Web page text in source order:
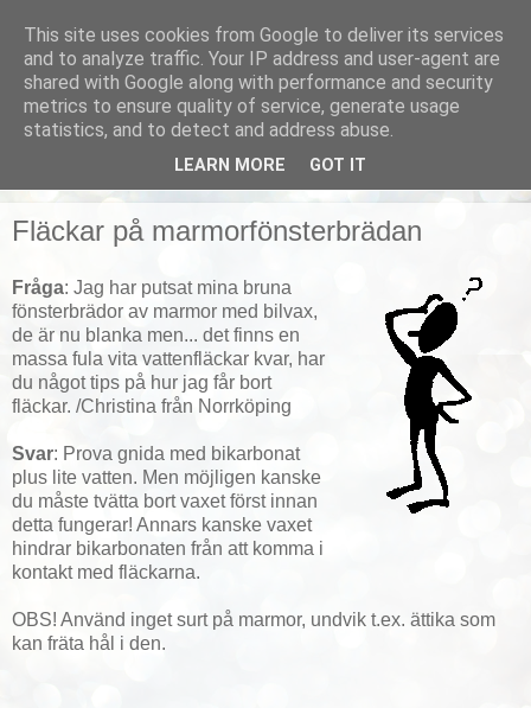
Smarta vardagstips
Husmorstips, tricks och knep, smarta lösningar!
Fläckar på marmorfönsterbrädan
Fråga: Jag har putsat mina bruna
fönsterbrädor av marmor med bilvax,
de är nu blanka men... det finns en
massa fula vita vattenfläckar kvar, har
du något tips på hur jag får bort
fläckar. /Christina från Norrköping
Svar: Prova gnida med bikarbonat
plus lite vatten. Men möjligen kanske
du måste tvätta bort vaxet först innan
detta fungerar! Annars kanske vaxet
hindrar bikarbonaten från att komma i
kontakt med fläckarna.
OBS! Använd inget surt på marmor, undvik t.ex. ättika som
kan fräta hål i den.
This site uses cookies from Google to deliver its services
and to analyze traffic. Your IP address and user-agent are
shared with Google along with performance and security
metrics to ensure quality of service, generate usage
statistics, and to detect and address abuse.
LEARN MORE GOT IT